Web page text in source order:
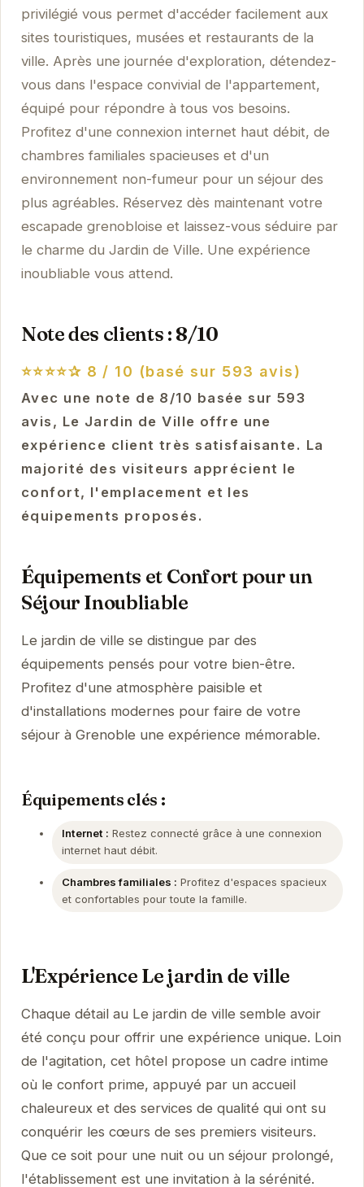
privilégié vous permet d'accéder facilement aux
sites touristiques, musées et restaurants de la
ville. Après une journée d'exploration, détendez-
vous dans l'espace convivial de l'appartement,
équipé pour répondre à tous vos besoins.
Profitez d'une connexion internet haut débit, de
chambres familiales spacieuses et d'un
environnement non-fumeur pour un séjour des
plus agréables. Réservez dès maintenant votre
escapade grenobloise et laissez-vous séduire par
le charme du Jardin de Ville. Une expérience
inoubliable vous attend.
Note des clients : 8/10
⭐⭐⭐⭐✰ 8 / 10 (basé sur 593 avis)
Avec une note de 8/10 basée sur 593
avis, Le Jardin de Ville offre une
expérience client très satisfaisante. La
majorité des visiteurs apprécient le
confort, l'emplacement et les
équipements proposés.
Équipements et Confort pour un
Séjour Inoubliable
Le jardin de ville se distingue par des
équipements pensés pour votre bien-être.
Profitez d'une atmosphère paisible et
d'installations modernes pour faire de votre
séjour à Grenoble une expérience mémorable.
Équipements clés :
Internet : Restez connecté grâce à une connexion
internet haut débit.
Chambres familiales : Profitez d'espaces spacieux
et confortables pour toute la famille.
L'Expérience Le jardin de ville
Chaque détail au Le jardin de ville semble avoir
été conçu pour offrir une expérience unique. Loin
de l'agitation, cet hôtel propose un cadre intime
où le confort prime, appuyé par un accueil
chaleureux et des services de qualité qui ont su
conquérir les cœurs de ses premiers visiteurs.
Que ce soit pour une nuit ou un séjour prolongé,
l'établissement est une invitation à la sérénité.